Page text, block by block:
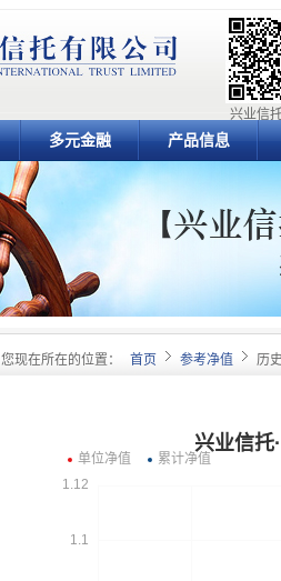
兴业信
多元金融 产品信息
您现在所在的位置： 首页 参考净值 历